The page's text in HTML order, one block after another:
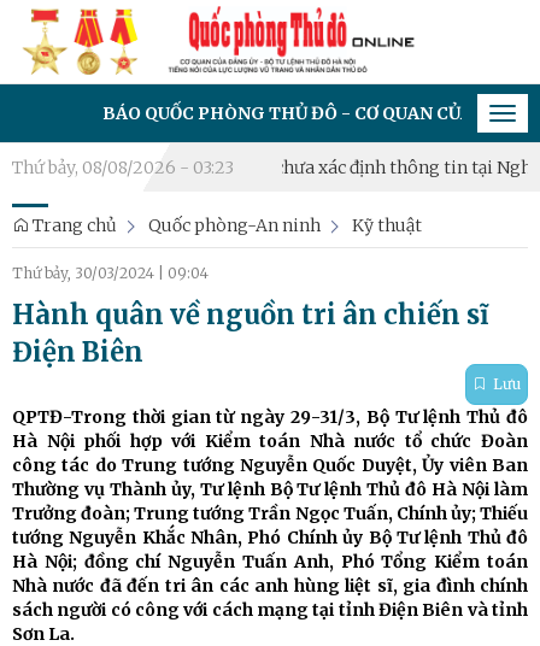
QUỐC PHÒNG THỦ ĐÔ - CƠ QUAN CỦA ĐẢNG ỦY - BỘ TƯ
Thứ bảy, 08/08/2026 - 03:23
mẫu hài cốt liệt sĩ chưa xác định thông tin tại Nghĩa trang Mai
Trang chủ Quốc phòng-An ninh Kỹ thuật
Thứ bảy, 30/03/2024 09:04
Hành quân về nguồn tri ân chiến sĩ
Điện Biên
Lưu
QPTĐ-Trong thời gian từ ngày 29-31/3, Bộ Tư lệnh Thủ đô
Hà Nội phối hợp với Kiểm toán Nhà nước tổ chức Đoàn
công tác do Trung tướng Nguyễn Quốc Duyệt, Ủy viên Ban
Thường vụ Thành ủy, Tư lệnh Bộ Tư lệnh Thủ đô Hà Nội làm
Trưởng đoàn; Trung tướng Trần Ngọc Tuấn, Chính ủy; Thiếu
tướng Nguyễn Khắc Nhân, Phó Chính ủy Bộ Tư lệnh Thủ đô
Hà Nội; đồng chí Nguyễn Tuấn Anh, Phó Tổng Kiểm toán
Nhà nước đã đến tri ân các anh hùng liệt sĩ, gia đình chính
sách người có công với cách mạng tại tỉnh Điện Biên và tỉnh
Sơn La.